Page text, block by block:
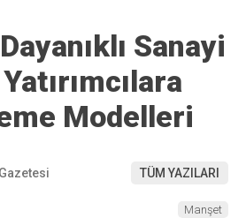
Sanayi
Modelleri
TÜM YAZILARI
Manşet